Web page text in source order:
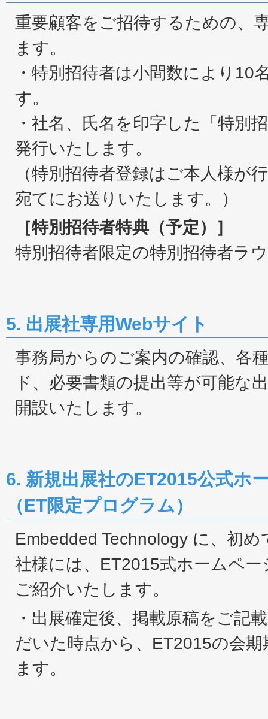
重要顧客をご招待するための、
ます。
・特別招待者は小間数により10
す。
・社名、氏名を印字した「特別
発行いたします。
（特別招待者登録はご本人様が
宛てにお送りいたします。）
［特別招待者特典（予定）］
特別招待者限定の特別招待者ラ
5. 出展社専用Webサイト
事務局からのご案内の確認、各
ド、必要書類の提出等が可能な
開設いたします。
6. 新規出展社のET2015公式ホ
（ET限定プログラム）
Embedded Technology に、初
社様には、ET2015式ホームペ
ご紹介いたします。
・出展確定後、掲載原稿をご記
だいた時点から、ET2015の会
ます。